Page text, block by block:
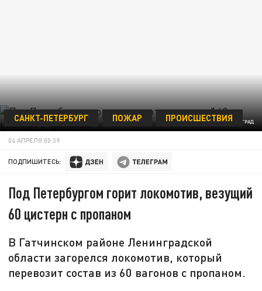
ФОТО: ЦАРЬГРАД
САНКТ-ПЕТЕРБУРГ ПОЖАР ПРОИСШЕСТВИЯ
04 АПРЕЛЯ 00:39
ПОДПИШИТЕСЬ:
Под Петербургом горит локомотив, везущий
60 цистерн с пропаном
В Гатчинском районе Ленинградской
области загорелся локомотив, который
перевозит состав из 60 вагонов с пропаном.